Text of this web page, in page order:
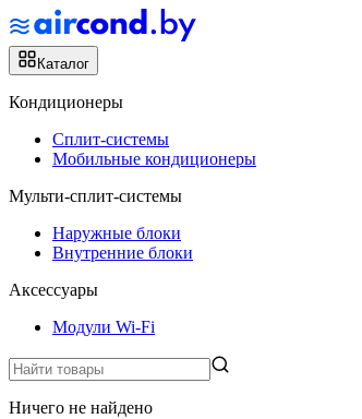
Каталог
Кондиционеры
Сплит-системы
Мобильные кондиционеры
Мульти-сплит-системы
Наружные блоки
Внутренние блоки
Аксессуары
Модули Wi-Fi
Ничего не найдено